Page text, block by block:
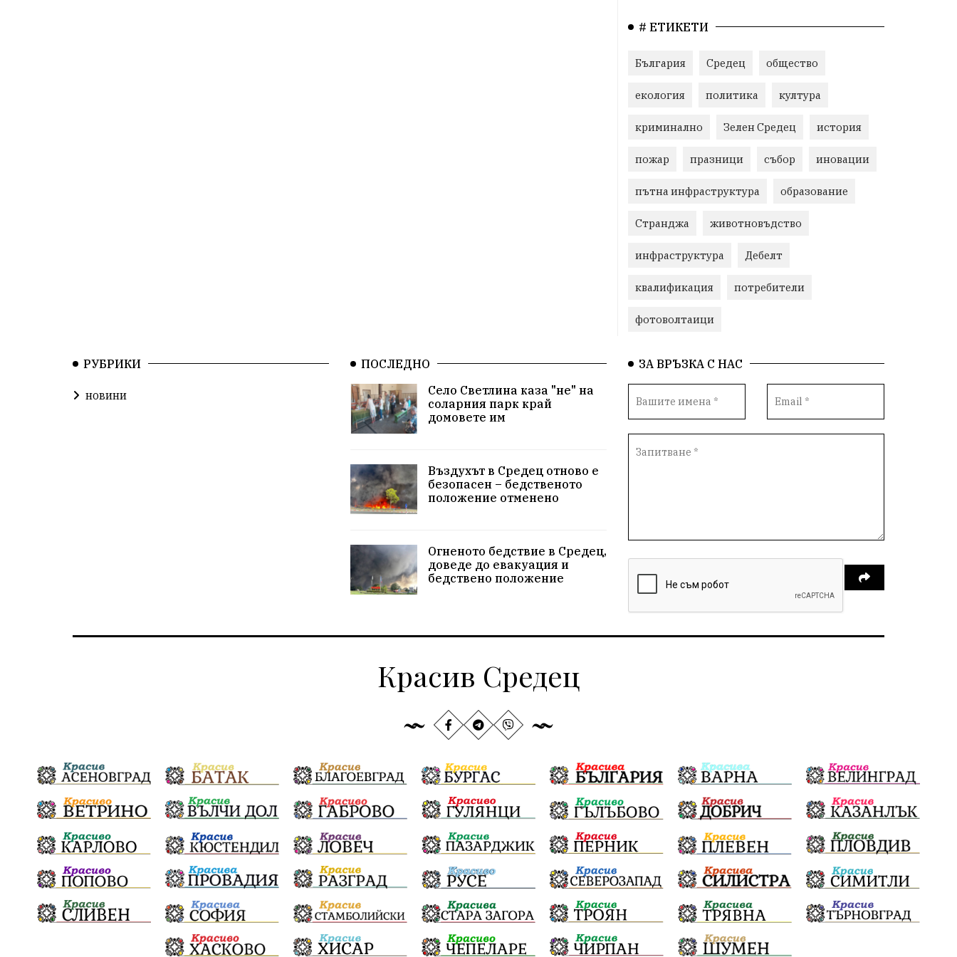
# ЕТИКЕТИ
България Средец общество
екология политика култура
криминално Зелен Средец история
пожар празници събор иновации
пътна инфраструктура образование
Странджа животновъдство
инфраструктура Дебелт
квалификация потребители
фотоволтаици
РУБРИКИ
новини
ПОСЛЕДНО
Село Светлина каза "не" на
соларния парк край
домовете им
Въздухът в Средец отново е
безопасен – бедственото
положение отменено
Огненото бедствие в Средец,
доведе до евакуация и
бедствено положение
ЗА ВРЪЗКА С НАС
Красив Средец